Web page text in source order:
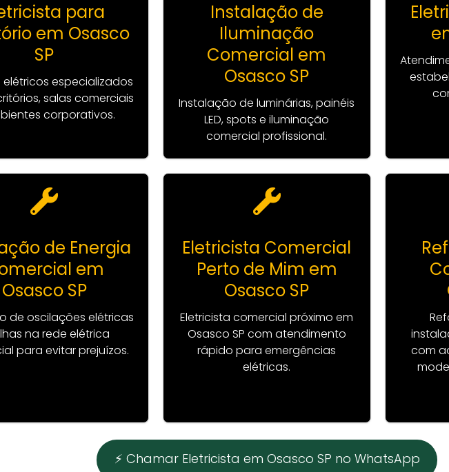
para
em Osasco
SP
elétricos especializados
salas comerciais
corporativos.
Instalação de
Iluminação
Comercial em
Osasco SP
Instalação de luminárias, painéis
LED, spots e iluminação
comercial profissional.
de Energia
em
Osasco SP
de oscilações elétricas
na rede elétrica
para evitar prejuízos.
Eletricista Comercial
Perto de Mim em
Osasco SP
Eletricista comercial próximo em
Osasco SP com atendimento
rápido para emergências
elétricas.
com
⚡ Chamar Eletricista em Osasco SP no WhatsApp